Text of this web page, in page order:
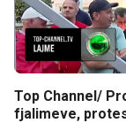
Top Channel/
fjalimeve,